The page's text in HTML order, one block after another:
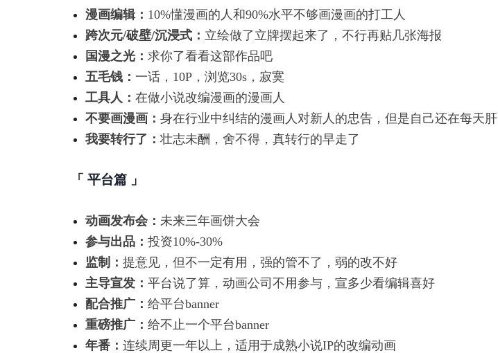
漫画编辑： 10%懂漫画的人和90%水平不够画漫画的打工人
跨次元/破壁/沉浸式： 立绘做了立牌摆起来了，不行再贴几张海报
国漫之光： 求你了看看这部作品吧
五毛钱： 一话，10P，浏览30s，寂寞
工具人： 在做小说改编漫画的漫画人
不要画漫画： 身在行业中纠结的漫画人对新人的忠告，但是自己还在每天肝
我要转行了： 壮志未酬，舍不得，真转行的早走了
「 平台篇 」
动画发布会： 未来三年画饼大会
参与出品： 投资10%-30%
监制： 提意见，但不一定有用，强的管不了，弱的改不好
主导宣发： 平台说了算，动画公司不用参与，宣多少看编辑喜好
配合推广： 给平台banner
重磅推广： 给不止一个平台banner
年番： 连续周更一年以上，适用于成熟小说IP的改编动画